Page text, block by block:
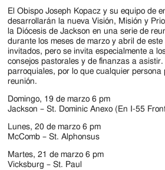
Diocese
of
Jackson
Since
1954
El Obispo Joseph Kopacz y su equipo de
desarrollarán la nueva Visión, Misión y
la Diócesis de Jackson en una serie de
durante los meses de marzo y abril de
invitados, pero se invita especialmente a
consejos pastorales y de finanzas a
parroquiales, por lo que cualquier
reunión.
Domingo, 19 de marzo 6 pm
Jackson – St. Dominic Anexo (En I-55
Lunes, 20 de marzo 6 pm
McComb – St. Alphonsus
Martes, 21 de marzo 6 pm
Vicksburg – St. Paul